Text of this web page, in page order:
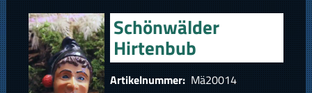
Schönwälder
Hirtenbub
Artikelnummer: Mä20014